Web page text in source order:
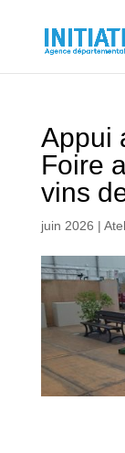
Appui
Foire
vins
juin 2026 |